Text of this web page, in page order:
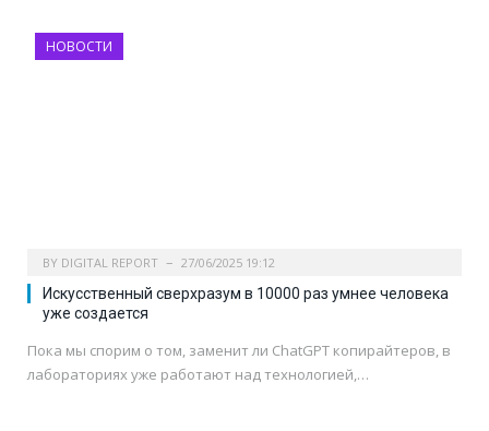
НОВОСТИ
BY DIGITAL REPORT 27/06/2025 19:12
Искусственный сверхразум в 10000 раз умнее человека
уже создается
Пока мы спорим о том, заменит ли ChatGPT копирайтеров, в
лабораториях уже работают над технологией,…